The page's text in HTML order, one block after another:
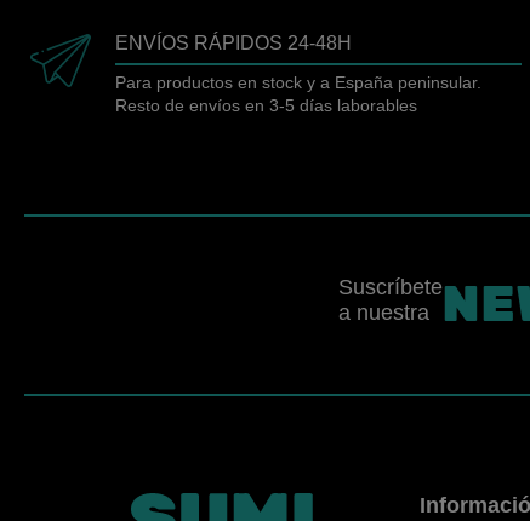
ENVÍOS RÁPIDOS 24-48H
Para productos en stock y a España peninsular.
Resto de envíos en 3-5 días laborables
Suscríbete
a nuestra